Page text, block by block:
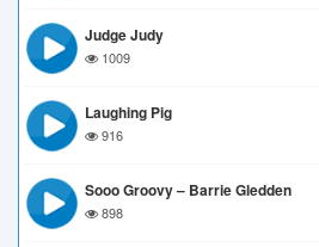
Judge Judy
1009
Laughing Pig
916
Sooo Groovy – Barrie Gledden
898